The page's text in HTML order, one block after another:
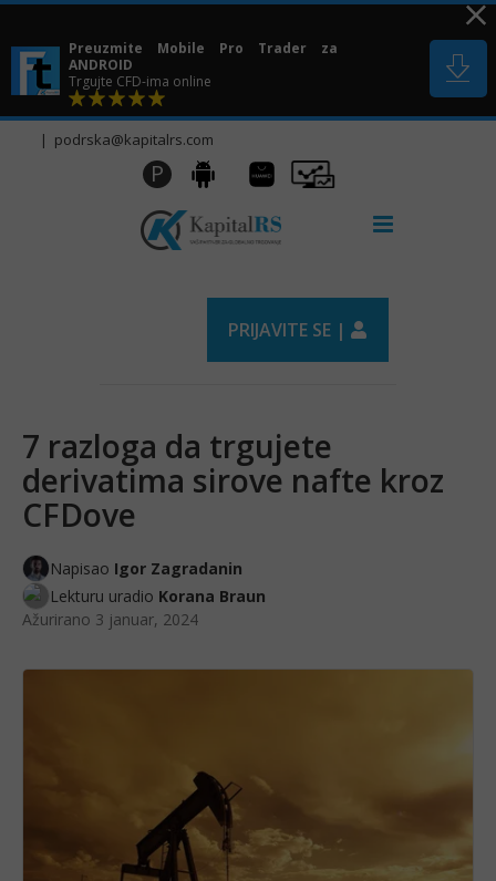
Skip
content Preuzmite Mobile Pro Trader za
ANDROID
Trgujte CFD-ima online
| podrska@kapitalrs.com
P Android
Huawei
AppGallery
Pro
Trader
PRIJAVITE SE |
7 razloga da trgujete
derivatima sirove nafte kroz
CFDove
Napisao Igor Zagradanin
Lekturu uradio Korana Braun
Ažurirano 3 januar, 2024